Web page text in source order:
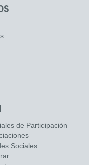
de Participación
Sociales